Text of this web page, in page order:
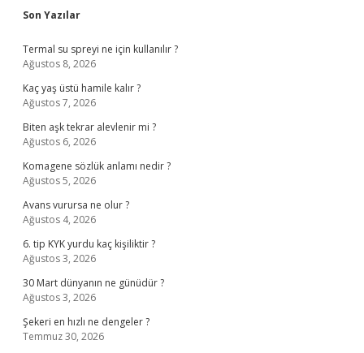
Sidebar
Son Yazılar
Termal su spreyi ne için kullanılır ?
Ağustos 8, 2026
Kaç yaş üstü hamile kalır ?
Ağustos 7, 2026
Biten aşk tekrar alevlenir mi ?
Ağustos 6, 2026
Komagene sözlük anlamı nedir ?
Ağustos 5, 2026
Avans vurursa ne olur ?
Ağustos 4, 2026
6. tip KYK yurdu kaç kişiliktir ?
Ağustos 3, 2026
30 Mart dünyanın ne günüdür ?
Ağustos 3, 2026
Şekeri en hızlı ne dengeler ?
Temmuz 30, 2026